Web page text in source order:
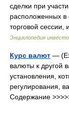
сделки при
расположенных в
торговой
Энциклопедия
Курс валют —
валюты к другой
установления,
регулирования,
Содержание